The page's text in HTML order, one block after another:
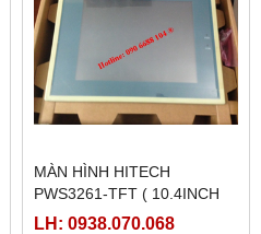
MÀN HÌNH HITECH
PWS3261-TFT ( 10.4INCH
MÀU)
LH: 0938.070.068